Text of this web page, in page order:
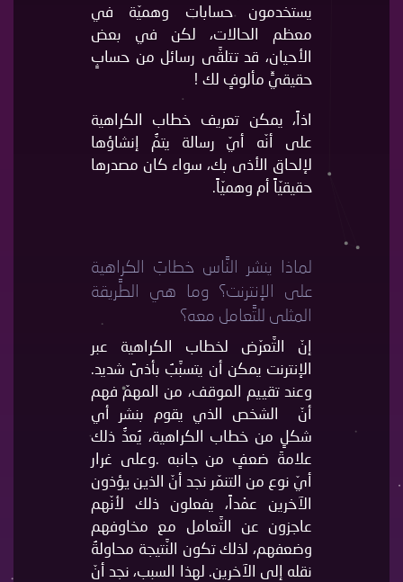
يستخدمون حسابات وهميّة في
معظم الحالات، لكن في بعض
الأحيان، قد تتلقَّى رسائل من حسابٍ
حقيقيٍّ مألوفٍ لك !
اذاً، يمكن تعريف خطاب الكراهية
على أنّه أيّ رسالة يتمُّ إنشاؤها
لإلحاق الأذى بك، سواء كان مصدرها
حقيقيّاً أم وهميّاً.
لماذا ينشر النَّاس خطابَ الكراهية
على الإنترنت؟ وما هي الطَّريقة
المثلى للتَّعامل معه؟
إنّ التَّعرّض لخطاب الكراهية عبر
الإنترنت يمكن أن يتسبَّبُ بأذىً شديد.
وعند تقييم الموقف، من المهمّ فهم
أنّ الشخص الذي يقوم بنشر أي
شكلٍ من خطاب الكراهية، يُعدُّ ذلك
علامةَ ضعفٍ من جانبه .وعلى غرار
أيّ نوع من التنمّر نجد أنّ الذين يؤذون
الآخرين عمْداً، يفعلون ذلك لأنّهم
عاجزون عن التَّعامل مع مخاوفهم
وضعفهم، لذلك تكون النَّتيجة محاولةُ
نقله إلى الآخرين. لهذا السبب، نجد أنّ